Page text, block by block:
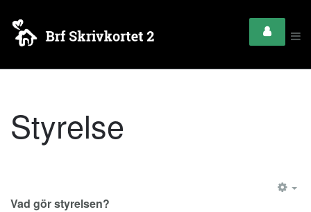
Styrelse
Vad gör styrelsen?